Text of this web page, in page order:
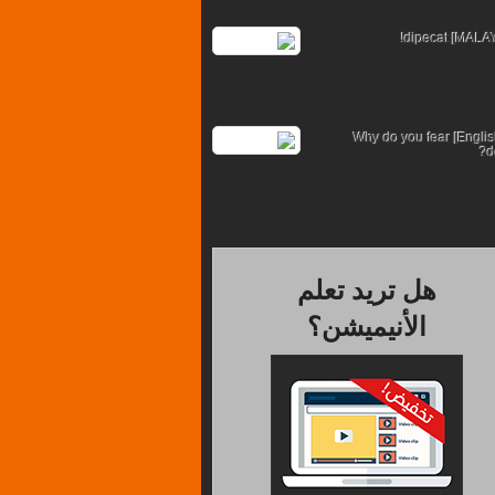
[??English] Why do you fear